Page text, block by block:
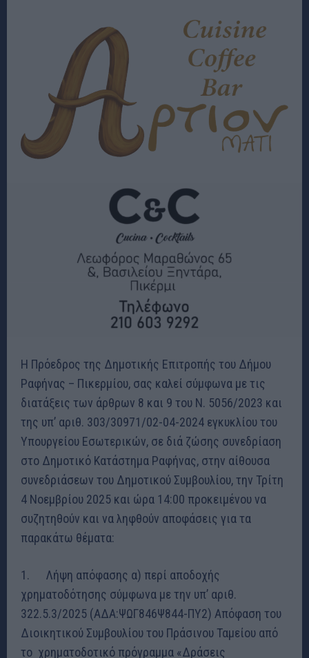
Η Πρόεδρος της Δημοτικής Επιτροπής του Δήμου
Ραφήνας – Πικερμίου, σας καλεί σύμφωνα με τις
διατάξεις των άρθρων 8 και 9 του Ν. 5056/2023 και
της υπ’ αριθ. 303/30971/02-04-2024 εγκυκλίου του
Υπουργείου Εσωτερικών, σε διά ζώσης συνεδρίαση
στο Δημοτικό Κατάστημα Ραφήνας, στην αίθουσα
συνεδριάσεων του Δημοτικού Συμβουλίου, την Τρίτη
4 Νοεμβρίου 2025 και ώρα 14:00 προκειμένου να
συζητηθούν και να ληφθούν αποφάσεις για τα
παρακάτω θέματα:
1. Λήψη απόφασης α) περί αποδοχής
χρηματοδότησης σύμφωνα με την υπ’ αριθ.
322.5.3/2025 (ΑΔΑ:ΨΩΓ846Ψ844-ΠΥ2) Απόφαση του
Διοικητικού Συμβουλίου του Πράσινου Ταμείου από
το χρηματοδοτικό πρόγραμμα «Δράσεις